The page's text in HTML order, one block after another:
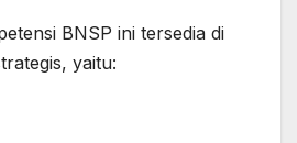
BNSP ini tersedia di
yaitu: